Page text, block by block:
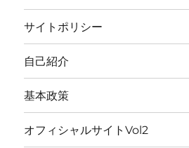
サイトポリシー
自己紹介
基本政策
オフィシャルサイトVol2